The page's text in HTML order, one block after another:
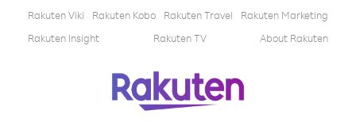
Rakuten Viki Rakuten Kobo Rakuten Travel
Rakuten Marketing
Rakuten Insight
Rakuten TV About Rakuten